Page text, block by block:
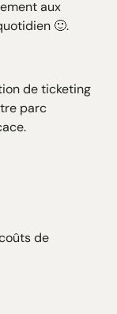
aux
🙂.
de ticketing
parc
de